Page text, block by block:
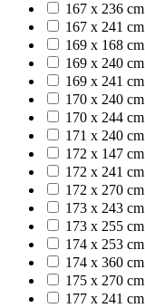
167 x 236 cm
167 x 241 cm
169 x 168 cm
169 x 240 cm
169 x 241 cm
170 x 240 cm
170 x 244 cm
171 x 240 cm
172 x 147 cm
172 x 241 cm
172 x 270 cm
173 x 243 cm
173 x 255 cm
174 x 253 cm
174 x 360 cm
175 x 270 cm
177 x 241 cm